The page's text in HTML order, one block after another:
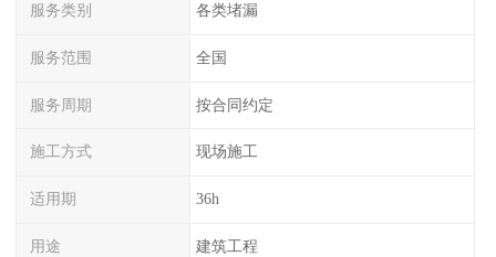
服务类别 各类堵漏
服务范围 全国
服务周期 按合同约定
施工方式 现场施工
适用期 36h
用途 建筑工程